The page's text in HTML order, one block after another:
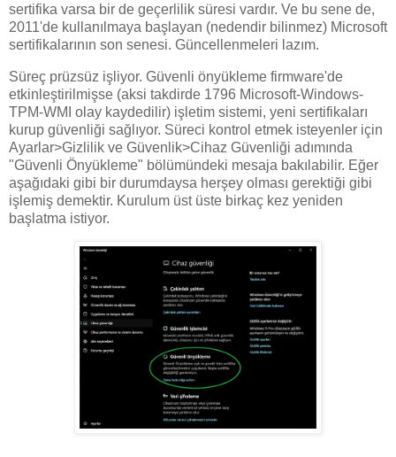
sertifika varsa bir de geçerlilik süresi vardır. Ve bu sene de,
2011'de kullanılmaya başlayan (nedendir bilinmez) Microsoft
sertifikalarının son senesi. Güncellenmeleri lazım.
Süreç prüzsüz işliyor. Güvenli önyükleme firmware'de
etkinleştirilmişse (aksi takdirde 1796 Microsoft-Windows-
TPM-WMI olay kaydedilir) işletim sistemi, yeni sertifikaları
kurup güvenliği sağlıyor. Süreci kontrol etmek isteyenler için
Ayarlar>Gizlilik ve Güvenlik>Cihaz Güvenliği adımında
"Güvenli Önyükleme" bölümündeki mesaja bakılabilir. Eğer
aşağıdaki gibi bir durumdaysa herşey olması gerektiği gibi
işlemiş demektir. Kurulum üst üste birkaç kez yeniden
başlatma istiyor.